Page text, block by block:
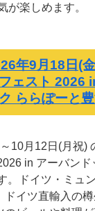
が楽しめます。
年9月18日(
ェスト 2026
ららぽーと
10月12日(月祝)
in アーバン
。ドイツ・ミュ
ドイツ直輸入の